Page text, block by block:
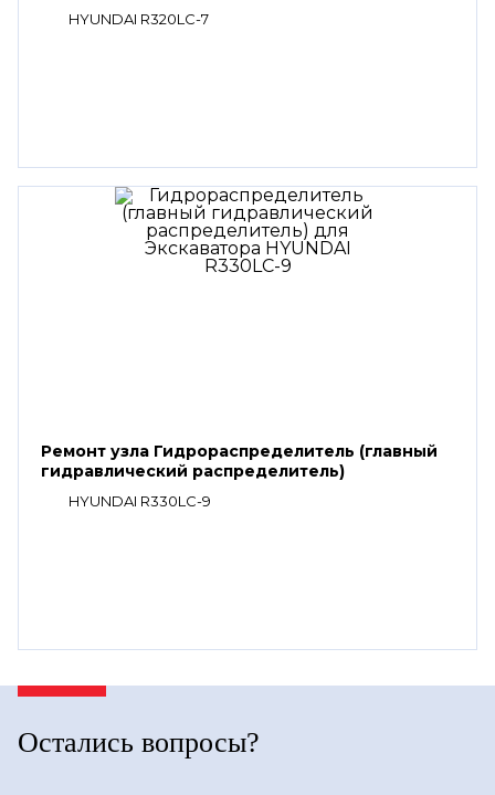
HYUNDAI R320LC-7
Ремонт узла Гидрораспределитель (главный
гидравлический распределитель)
HYUNDAI R330LC-9
Остались вопросы?